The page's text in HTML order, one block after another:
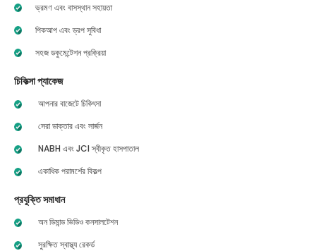
ভ্রমণ এবং বাসস্থান সহায়তা
পিকআপ এবং ড্রপ সুবিধা
সহজ ডকুমেন্টেশন প্রক্রিয়া
চিকিত্সা প্যাকেজ
আপনার বাজেটে চিকিৎসা
সেরা ডাক্তার এবং সার্জন
NABH এবং JCI স্বীকৃত হাসপাতাল
একাধিক পরামর্শের বিকল্প
প্রযুক্তি সমাধান
অন ডিমান্ড ভিডিও কনসালটেশন
সুরক্ষিত স্বাস্থ্য রেকর্ড